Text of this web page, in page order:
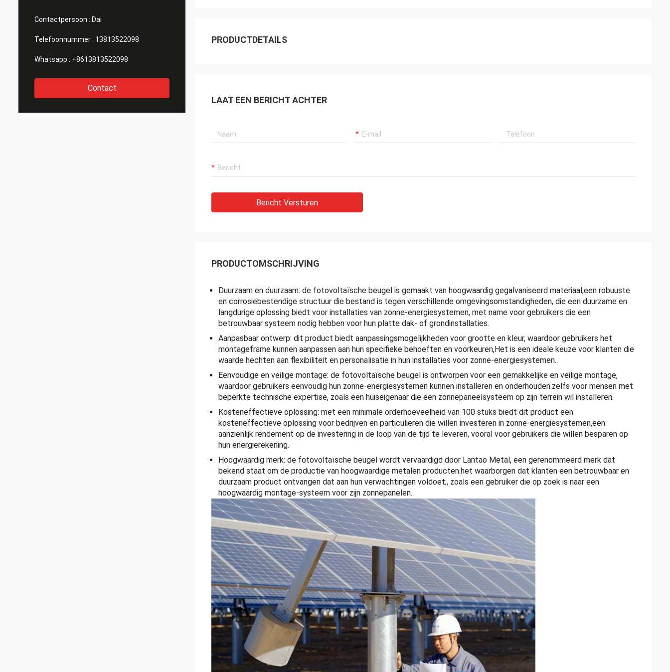
Contactpersoon : Dai
Telefoonnummer : 13813522098
Whatsapp : +8613813522098
Contact
PRODUCTDETAILS
LAAT EEN BERICHT ACHTER
Bericht Versturen
PRODUCTOMSCHRIJVING
Duurzaam en duurzaam: de fotovoltaïsche beugel is gemaakt van hoogwaardig gegalvaniseerd materiaal,een robuuste
en corrosiebestendige structuur die bestand is tegen verschillende omgevingsomstandigheden, die een duurzame en
langdurige oplossing biedt voor installaties van zonne-energiesystemen, met name voor gebruikers die een
betrouwbaar systeem nodig hebben voor hun platte dak- of grondinstallaties.
Aanpasbaar ontwerp: dit product biedt aanpassingsmogelijkheden voor grootte en kleur, waardoor gebruikers het
montageframe kunnen aanpassen aan hun specifieke behoeften en voorkeuren,Het is een ideale keuze voor klanten die
waarde hechten aan flexibiliteit en personalisatie in hun installaties voor zonne-energiesystemen..
Eenvoudige en veilige montage: de fotovoltaïsche beugel is ontworpen voor een gemakkelijke en veilige montage,
waardoor gebruikers eenvoudig hun zonne-energiesystemen kunnen installeren en onderhouden.zelfs voor mensen met
beperkte technische expertise, zoals een huiseigenaar die een zonnepaneelsysteem op zijn terrein wil installeren.
Kosteneffectieve oplossing: met een minimale orderhoeveelheid van 100 stuks biedt dit product een
kosteneffectieve oplossing voor bedrijven en particulieren die willen investeren in zonne-energiesystemen,een
aanzienlijk rendement op de investering in de loop van de tijd te leveren, vooral voor gebruikers die willen besparen op
hun energierekening.
Hoogwaardig merk: de fotovoltaïsche beugel wordt vervaardigd door Lantao Metal, een gerenommeerd merk dat
bekend staat om de productie van hoogwaardige metalen producten.het waarborgen dat klanten een betrouwbaar en
duurzaam product ontvangen dat aan hun verwachtingen voldoet;, zoals een gebruiker die op zoek is naar een
hoogwaardig montage-systeem voor zijn zonnepanelen.